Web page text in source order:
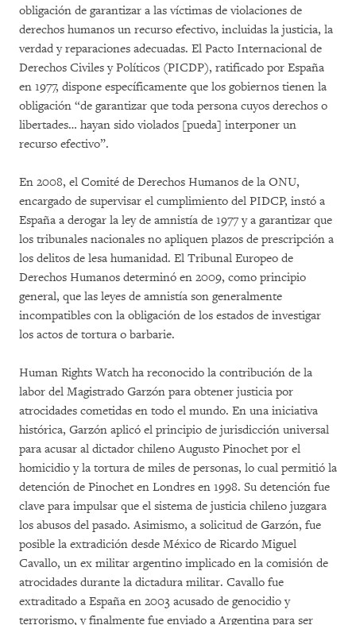
obligación de garantizar a las víctimas de violaciones de
derechos humanos un recurso efectivo, incluidas la justicia, la
verdad y reparaciones adecuadas. El Pacto Internacional de
Derechos Civiles y Políticos (PICDP), ratificado por España
en 1977, dispone específicamente que los gobiernos tienen la
obligación “de garantizar que toda persona cuyos derechos o
libertades… hayan sido violados [pueda] interponer un
recurso efectivo”.
En 2008, el Comité de Derechos Humanos de la ONU,
encargado de supervisar el cumplimiento del PIDCP, instó a
España a derogar la ley de amnistía de 1977 y a garantizar que
los tribunales nacionales no apliquen plazos de prescripción a
los delitos de lesa humanidad. El Tribunal Europeo de
Derechos Humanos determinó en 2009, como principio
general, que las leyes de amnistía son generalmente
incompatibles con la obligación de los estados de investigar
los actos de tortura o barbarie.
Human Rights Watch ha reconocido la contribución de la
labor del Magistrado Garzón para obtener justicia por
atrocidades cometidas en todo el mundo. En una iniciativa
histórica, Garzón aplicó el principio de jurisdicción universal
para acusar al dictador chileno Augusto Pinochet por el
homicidio y la tortura de miles de personas, lo cual permitió la
detención de Pinochet en Londres en 1998. Su detención fue
clave para impulsar que el sistema de justicia chileno juzgara
los abusos del pasado. Asimismo, a solicitud de Garzón, fue
posible la extradición desde México de Ricardo Miguel
Cavallo, un ex militar argentino implicado en la comisión de
atrocidades durante la dictadura militar. Cavallo fue
extraditado a España en 2003 acusado de genocidio y
terrorismo, y finalmente fue enviado a Argentina para ser